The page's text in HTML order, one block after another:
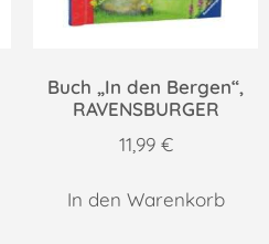
Buch „In den Bergen“,
RAVENSBURGER
11,99 €
In den Warenkorb